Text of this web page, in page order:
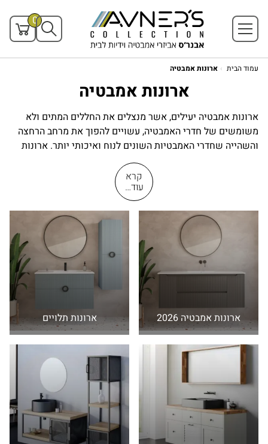
0
עמוד הבית ארונות אמבטיה
ארונות אמבטיה
ארונות אמבטיה יעילים, אשר מנצלים את החללים המתים ולא
משומשים של חדרי האמבטיה, עשויים להפוך את מרחב הרחצה
והשהייה שחדרי האמבטיות השונים לנוח ואיכותי יותר. ארונות
אמבטיה רבים שמיוצרים כיום בשוק מוצרי הבית מציעים פתרונות
ייחודיים ויעילים לניצול אופטימאלי של מרחב חדר האמבטיה
וניצול אופטימאלי של מרחבי האחסון שבו. יש לזכור כי חדר
האמבטיה מציב עבורנו אתגרים שונים בכל הנוגע למרחבי האחסון,
בניגוד לחדרים אחרים בבית המגורים, חדר האמבטיה חייב להיות
בלע מרחבי אחסון מוגנים יותר. ארונות אמבטיה נדרשים במקרים
רבים להיות מוגנים מפני מים, בנוסף על ארונות אמבטיה להיות
עמידים בפני נזקי המים. רק כאשר ישלבו ארונות אמבטיה את
התכונות הללו הם יהיו יעילים ויחזיקו לאורך זמן בחדרי האמבטיה
הרטובים. ארונות אמבטיה שיהיו עמידים בפני מים וינצלו באופן
אופטימאלי את החללים המתים של חדר האמבטיה יעניקו לנו
איכות שהייה מקסימאלית בחדר האמבטיה. בחדרי אמבטיה רבים,
במיוחד בדירות קטנות שבמרכזי הערים הגדולות, שינה בעיית
מקום מטרידה. איכות מרחבי האחסון בחדרי אמבטיות קטנות
עשוי להשפיע באופן משמעותי על איכות החדר כולו. ארונות
אמבטיה שיאפשרו לנו גישה נוחה ואחסון נוח של מוצרי הניקוי
והטיפוח שלנו יהפכו את השימוש בחדר האמבטיה לנוח ויעיל
יותר.
יש לזכור שחדר אמבטיה לא משמש אך ורק לרחצה אלא למספר
רב של פעולות אחרות. גם
קרא
עוד…
ארונות אמבטיה 2026 ארונות תלויים